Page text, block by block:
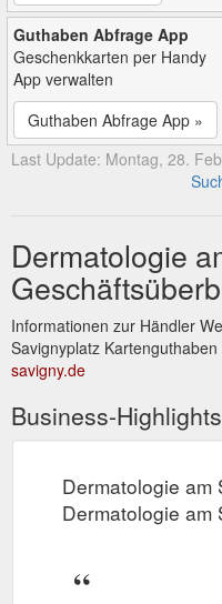
Guthaben Abfrage App
Geschenkkarten per Handy
App verwalten
Guthaben Abfrage App »
Last Update: Montag, 28.
Dermatologie
Informationen zur Händler
Savignyplatz Kartenguthaben
savigny.de
Business-Highlights
Dermatologie am
Dermatologie am